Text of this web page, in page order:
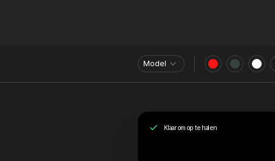
Model
Klaar om op te halen